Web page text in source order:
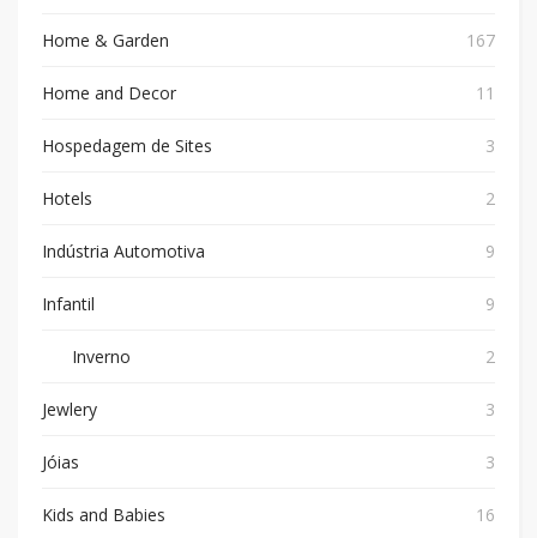
Home & Garden 167
Home and Decor 11
Hospedagem de Sites 3
Hotels 2
Indústria Automotiva 9
Infantil 9
Inverno 2
Jewlery 3
Jóias 3
Kids and Babies 16